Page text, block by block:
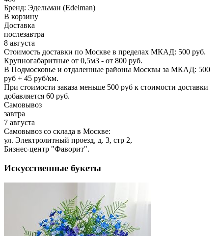
Бренд: Эдельман (Edelman)
В корзину
Доставка
послезавтра
8 августа
Стоимость доставки по Москве в пределах МКАД: 500 руб.
Крупногабаритные от 0,5м3 - от 800 руб.
В Подмосковье и отдаленные районы Москвы за МКАД: 500
руб + 45 руб/км.
При стоимости заказа меньше 500 руб к стоимости доставки
добавляется 60 руб.
Самовывоз
завтра
7 августа
Самовывоз со склада в Москве:
ул. Электролитный проезд, д. 3, стр 2,
Бизнес-центр "Фаворит".
Искусственные букеты